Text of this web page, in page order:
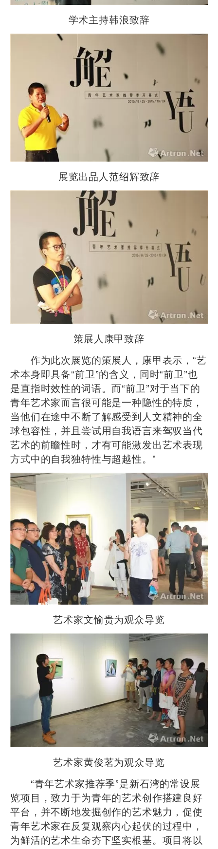
学术主持韩浪致辞
展览出品人范绍辉致辞
策展人康甲致辞
作为此次展览的策展人，康甲表示，“艺
术本身即具备“前卫”的含义，同时“前卫”也
是直指时效性的词语。而“前卫”对于当下的
青年艺术家而言很可能是一种隐性的特质，
当他们在途中不断了解感受到人文精神的全
球包容性，并且尝试用自我语言来驾驭当代
艺术的前瞻性时，才有可能激发出艺术表现
方式中的自我独特性与超越性。”
艺术家文愉贵为观众导览
艺术家黄俊茗为观众导览
“青年艺术家推荐季”是新石湾的常设展
览项目，致力于为青年的艺术创作搭建良好
平台，并不断地发掘创作的艺术魅力，促使
青年艺术家在反复观察内心起伏的过程中，
为鲜活的艺术生命夯下坚实根基。项目将以